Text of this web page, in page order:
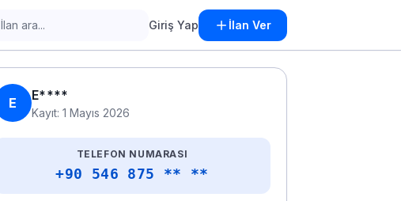
Giriş Yap İlan Ver
E
E****
Kayıt: 1 Mayıs 2026
TELEFON NUMARASI
+90 546 875 ** **